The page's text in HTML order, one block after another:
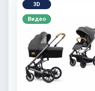
3D
Видео